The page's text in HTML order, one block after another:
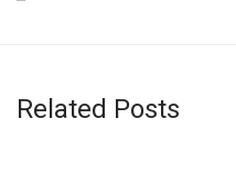
Related Posts